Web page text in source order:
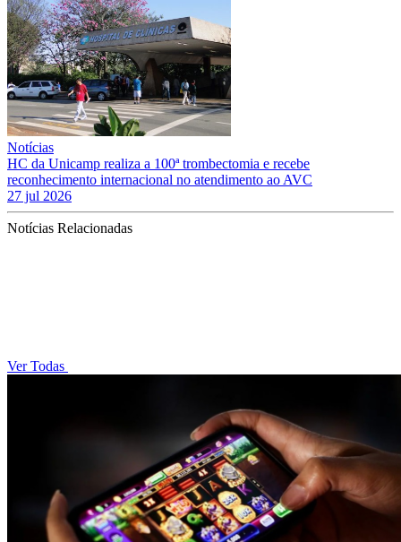
Notícias
HC da Unicamp realiza a 100ª trombectomia e recebe
reconhecimento internacional no atendimento ao AVC
27 jul 2026
Notícias Relacionadas
Ver Todas